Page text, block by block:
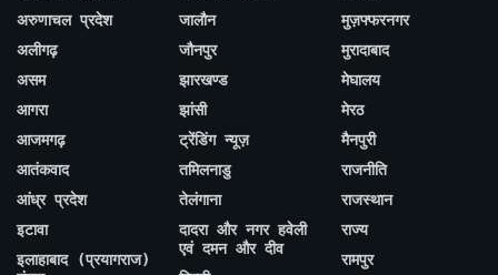
अरुणाचल प्रदेश
अलीगढ़
असम
आगरा
आजमगढ़
आतंकवाद
आंध्र प्रदेश
इटावा
इलाहाबाद (प्रयागराज)
जालौन
जौनपुर
झारखण्ड
झांसी
ट्रेंडिंग न्यूज़
तमिलनाडु
तेलंगाना
दादरा और नगर हवेली
एवं दमन और दीव
मुज़फ्फरनगर
मुरादाबाद
मेघालय
मेरठ
मैनपुरी
राजनीति
राजस्थान
राज्य
रामपुर